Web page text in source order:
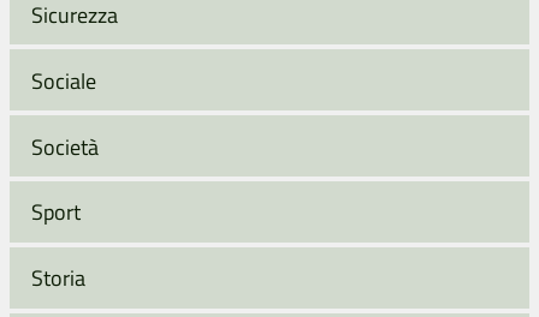
Sicurezza
Sociale
Società
Sport
Storia